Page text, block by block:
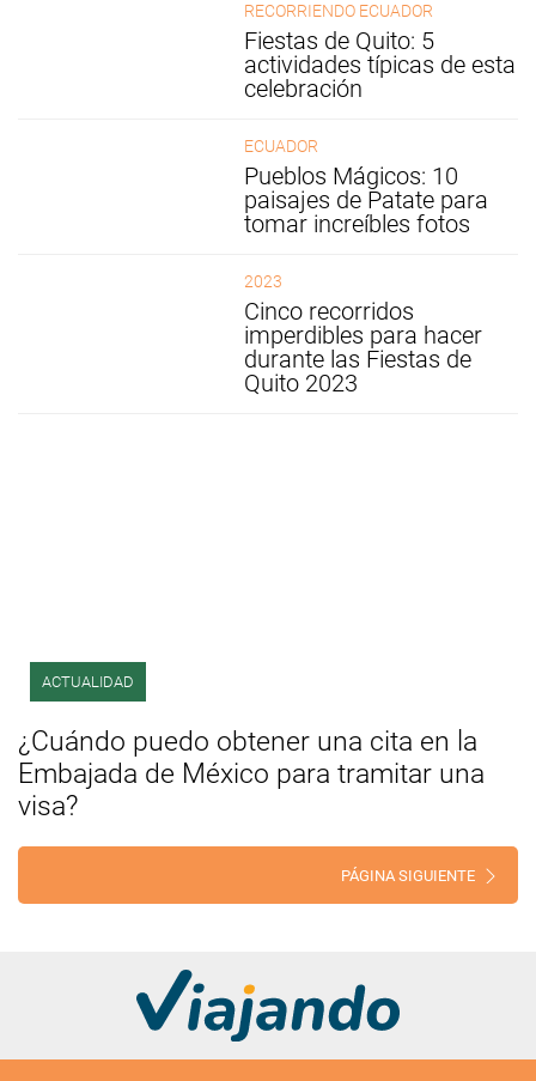
RECORRIENDO ECUADOR
Fiestas de Quito: 5
actividades típicas de esta
celebración
ECUADOR
Pueblos Mágicos: 10
paisajes de Patate para
tomar increíbles fotos
2023
Cinco recorridos
imperdibles para hacer
durante las Fiestas de
Quito 2023
ACTUALIDAD
¿Cuándo puedo obtener una cita en la
Embajada de México para tramitar una
visa?
PÁGINA SIGUIENTE